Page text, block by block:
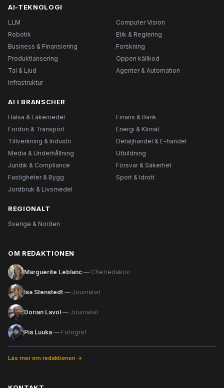
AI-TEKNOLOGI
LLM
Computer Vision
Robotik
Etik & Reglering
Business & Finansiering
Forskning
Produktlansering
Öppen källkod
Tal & Ljud
Agenter & Automation
Infrastruktur
AI I BRANSCHER
Hälsa & Läkemedel
Finans & Bank
Fordon & Transport
Energi & Klimat
Tillverkning & Industri
Detaljhandel & E-handel
Media & Underhållning
Utbildning
Juridik & Compliance
Försvar & Säkerhet
Fastigheter & Bygg
Sport & Idrott
Jordbruk & Livsmedel
REGIONALT
Sverige & Norden
OM REDAKTIONEN
Marguerite Leblanc — Chefredaktör
Isa Stenstedt — Journalist
Dorian Lavol — Journalist
Pia Luuka — Fotograf
Läs mer om redaktionen →